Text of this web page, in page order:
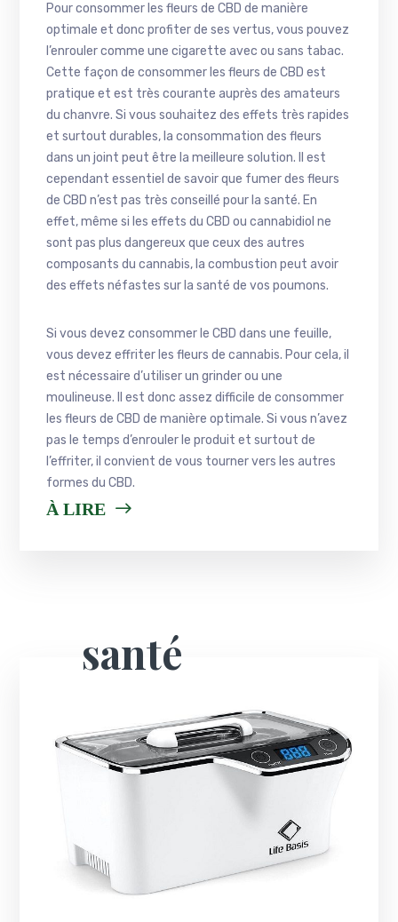
Pour consommer les fleurs de CBD de manière
optimale et donc profiter de ses vertus, vous pouvez
l’enrouler comme une cigarette avec ou sans tabac.
Cette façon de consommer les fleurs de CBD est
pratique et est très courante auprès des amateurs
du chanvre. Si vous souhaitez des effets très rapides
et surtout durables, la consommation des fleurs
dans un joint peut être la meilleure solution. Il est
cependant essentiel de savoir que fumer des fleurs
de CBD n’est pas très conseillé pour la santé. En
effet, même si les effets du CBD ou cannabidiol ne
sont pas plus dangereux que ceux des autres
composants du cannabis, la combustion peut avoir
des effets néfastes sur la santé de vos poumons.
Si vous devez consommer le CBD dans une feuille,
vous devez effriter les fleurs de cannabis. Pour cela, il
est nécessaire d’utiliser un grinder ou une
moulineuse. Il est donc assez difficile de consommer
les fleurs de CBD de manière optimale. Si vous n’avez
pas le temps d’enrouler le produit et surtout de
l’effriter, il convient de vous tourner vers les autres
formes du CBD.
À LIRE
santé